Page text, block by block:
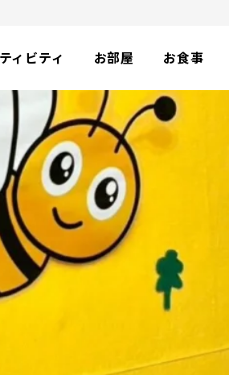
ィビティ お部屋 お食事